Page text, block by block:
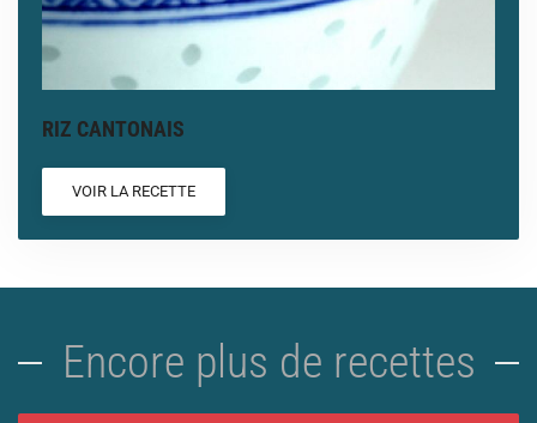
RIZ CANTONAIS
VOIR LA RECETTE
Encore plus de recettes